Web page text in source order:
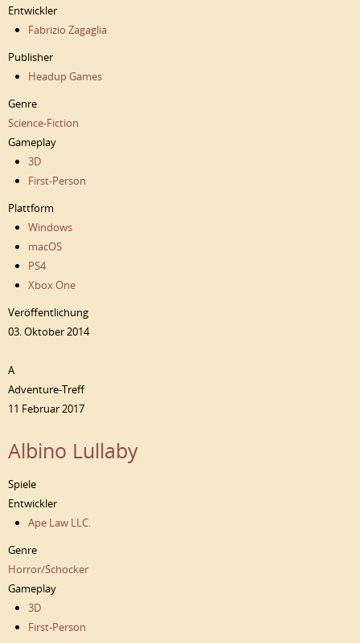
Entwickler
Fabrizio Zagaglia
Publisher
Headup Games
Genre
Science-Fiction
Gameplay
3D
First-Person
Plattform
Windows
macOS
PS4
Xbox One
Veröffentlichung
03. Oktober 2014
A
Adventure-Treff
11 Februar 2017
Albino Lullaby
Spiele
Entwickler
Ape Law LLC.
Genre
Horror/Schocker
Gameplay
3D
First-Person